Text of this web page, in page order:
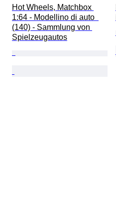
Hot Wheels, Matchbox
1:64 - Modellino di auto
(140) - Sammlung von
Spielzeugautos